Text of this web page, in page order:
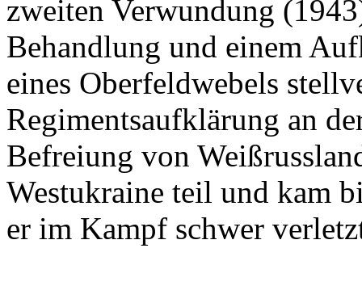
zweiten Verwundung
Behandlung und einem
eines Oberfeldwebels
Regimentsaufklärung an
Befreiung von
Westukraine teil und kam
er im Kampf schwer